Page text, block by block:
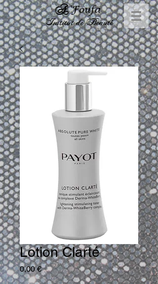
A'Foufa
Institut de Beauté
Lotion Clarté
0,00 €Prix